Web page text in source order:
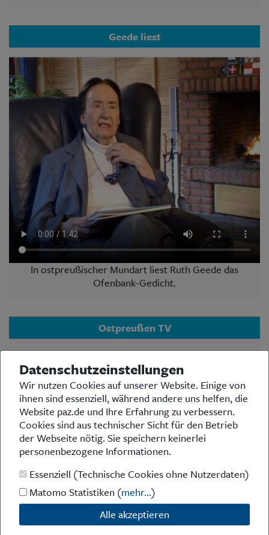
Geede liest
In ostpreußischer Mundart liest Ruth Geede das
Ofenbank-Gedicht.
Ostpreußen TV
Der Ostpreußischer Rundfunk, Studio Düsseldorf,
bietet auf seinem YouTube-Kanal OstpreußenTV
vielseitige Videos zu Themen der Landsmannschaft
Ostpreußen auf Bundes- und Landesebene, Arbeit
des BdV, Geschehnissen in Ostpreußen und in der
Bundesrepublik u.v.w. Ein Klick lohnt sich immer:
www.youtube.com
Kontakt|Impressum|Datenschutz
Datenschutzeinstellungen
Wir nutzen Cookies auf unserer Website. Einige von
ihnen sind essenziell, während andere uns helfen, die
Website paz.de und Ihre Erfahrung zu verbessern.
Cookies sind aus technischer Sicht für den Betrieb
der Webseite nötig. Sie speichern keinerlei
personenbezogene Informationen.
Essenziell (Technische Cookies ohne Nutzerdaten)
Matomo Statistiken (mehr...)
Alle akzeptieren